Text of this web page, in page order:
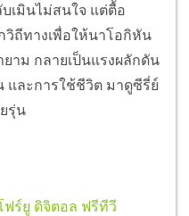
เมินไม่สนใจ แต่ตื้อ
วิถีทางเพื่อให้นาโอกิหัน
าม กลายเป็นแรงผลักดัน
และการใช้ชีวิต มาดูซีรี่ย์
รุ่น
ร์ยู ดิจิตอล ฟรีทีวี